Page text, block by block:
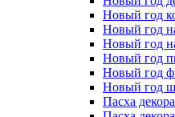
Новый год
Новый год
Новый год
Новый год
Новый год
Новый год
Пасха